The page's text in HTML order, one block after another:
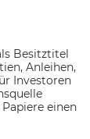
Besitztitel
Anleihen,
Investoren
einen